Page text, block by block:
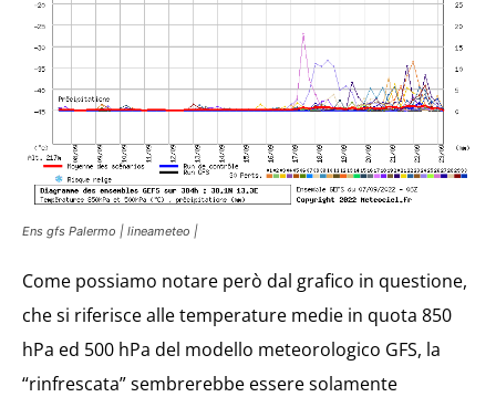
Ens gfs Palermo | lineameteo |
Come possiamo notare però dal grafico in questione,
che si riferisce alle temperature medie in quota 850
hPa ed 500 hPa del modello meteorologico GFS, la
“rinfrescata” sembrerebbe essere solamente